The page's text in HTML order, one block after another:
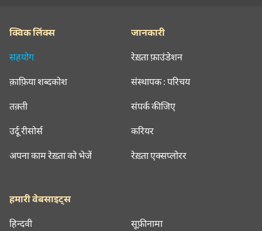
क्विक लिंक्स
सहयोग
क़ाफ़िया शब्दकोश
तक़्ती
उर्दू रीसोर्स
अपना काम रेख़्ता को भेजें
जानकारी
रेख़्ता फ़ाउंडेशन
संस्थापक : परिचय
संपर्क कीजिए
करियर
रेख़्ता एक्सप्लोरर
हमारी वेबसाइट्स
हिन्दवी सूफ़ीनामा